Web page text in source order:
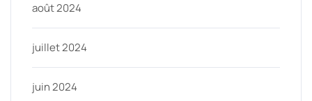
août 2024
juillet 2024
juin 2024